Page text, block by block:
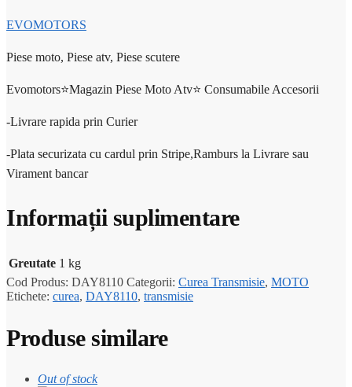
EVOMOTORS
Piese moto, Piese atv, Piese scutere
Evomotors⭐️Magazin Piese Moto Atv⭐️ Consumabile Accesorii
-Livrare rapida prin Curier
-Plata securizata cu cardul prin Stripe,Ramburs la Livrare sau
Virament bancar
Informații suplimentare
Greutate 1 kg
Cod Produs: DAY8110 Categorii: Curea Transmisie, MOTO
Etichete: curea, DAY8110, transmisie
Produse similare
Out of stock